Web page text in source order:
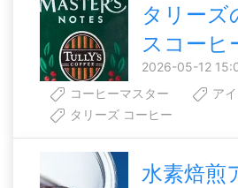
タリーズ
スコーヒ
2026-05-12
コーヒーマスター
ア
タリーズ コーヒー
水素焙煎